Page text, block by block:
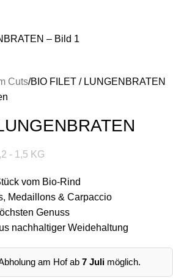
Cuts BIO FILET / LUNGENBRATEN
- 1,5 KG
vom Bio-Rind
Medaillons & Carpaccio
Genuss
nachhaltiger Weidehaltung
am Hof ab 7 Juli möglich.